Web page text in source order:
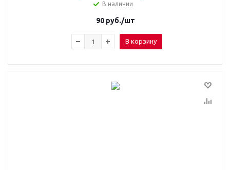
В наличии
90руб./шт
В корзину